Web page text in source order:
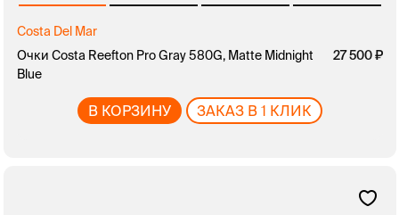
Costa Del Mar
Очки Costa Reefton Pro Gray 580G, Matte Midnight
Blue
27 500
В КОРЗИНУ ЗАКАЗ В 1 КЛИК